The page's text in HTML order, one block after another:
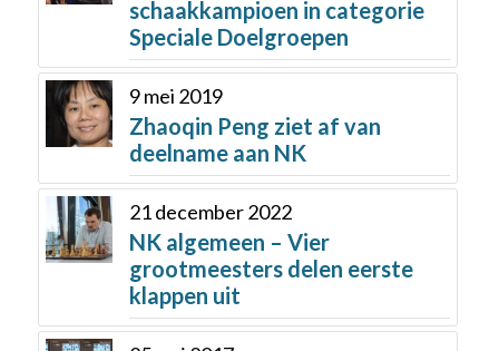
schaakkampioen in categorie
Speciale Doelgroepen
9 mei 2019
Zhaoqin Peng ziet af van
deelname aan NK
21 december 2022
NK algemeen – Vier
grootmeesters delen eerste
klappen uit